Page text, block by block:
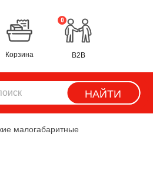
0
Корзина B2B
НАЙТИ
малогабаритные